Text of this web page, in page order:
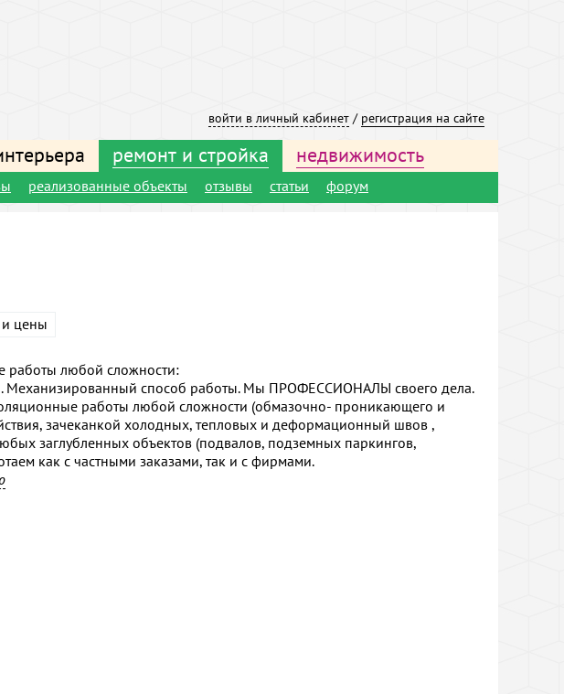
войти в личный кабинет / регистрация на сайте
ремонт и стройка недвижимость
реализованные объекты отзывы статьи форум
и цены
работы любой сложности:
Механизированный способ работы. Мы ПРОФЕССИОНАЛЫ своего дела.
работы любой сложности (обмазочно- проникающего и
зачеканкой холодных, тепловых и деформационный швов ,
заглубленных объектов (подвалов, подземных паркингов,
как с частными заказами, так и с фирмами.